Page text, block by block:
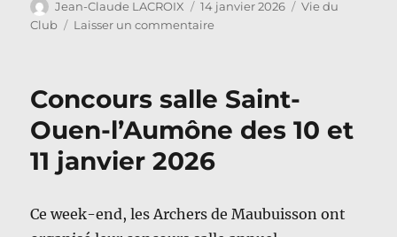
Auteur
Jean-Claude LACROIX
Publié
le
14 janvier 2026 Catégories
Vie du
Club
Laisser un commentairesur
Concours salle Saint-
Ouen-l’Aumône des 10 et
11 janvier 2026
Ce week-end, les Archers de Maubuisson ont